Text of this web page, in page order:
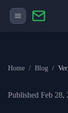
Home / Blog /
Published Feb 28,